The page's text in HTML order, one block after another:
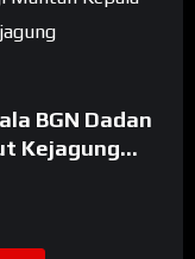
BGN Dadan
Kejagung